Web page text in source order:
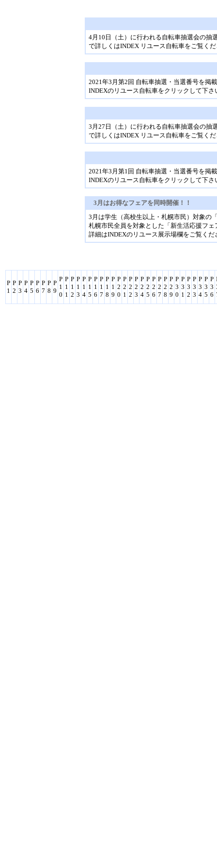
4月10日（土）に行われる自転車抽選会の抽
で詳しくはINDEX リユース自転車をご覧く
2021年3月第2回 自転車抽選・当選番号を掲
INDEXのリユース自転車をクリックして下さ
3月27日（土）に行われる自転車抽選会の抽
で詳しくはINDEX リユース自転車をご覧く
2021年3月第1回 自転車抽選・当選番号を掲
INDEXのリユース自転車をクリックして下さ
3月はお得なフェアを同時開催！！
3月は学生（高校生以上・札幌市民）対象の
札幌市民全員を対象とした「新生活応援フェ
詳細はINDEXのリユース展示場欄をご覧くだ
P
1
P
2
P
3
P
4
P
5
P
6
P
7
P
8
P
9
P
1
0
P
1
1
P
1
2
P
1
3
P
1
4
P
1
5
P
1
6
P
1
7
P
1
8
P
1
9
P
2
0
P
2
1
P
2
2
P
2
3
P
2
4
P
2
5
P
2
6
P
2
7
P
2
8
P
2
9
P
3
0
P
3
1
P
3
2
P
3
3
P
3
4
P
3
5
P
3
6